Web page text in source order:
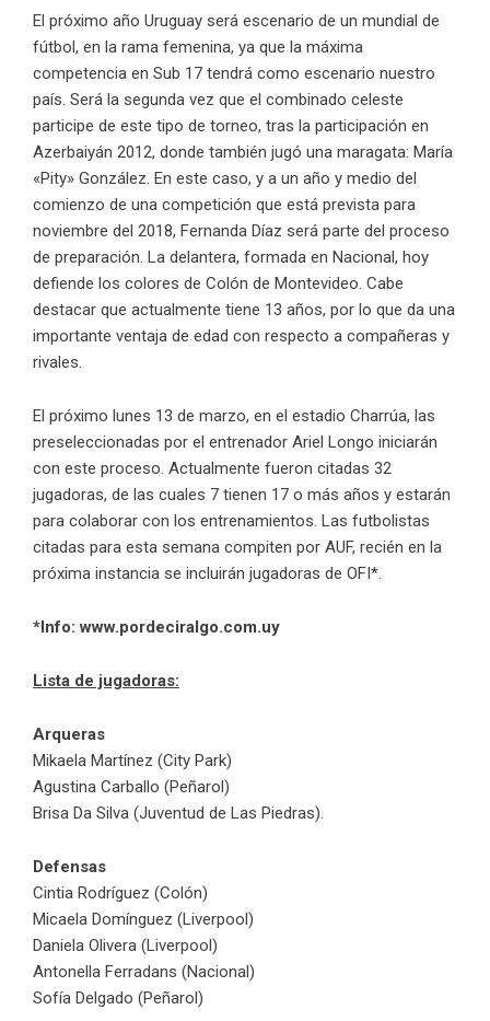
El próximo año Uruguay será escenario de un mundial de
fútbol, en la rama femenina, ya que la máxima
competencia en Sub 17 tendrá como escenario nuestro
país. Será la segunda vez que el combinado celeste
participe de este tipo de torneo, tras la participación en
Azerbaiyán 2012, donde también jugó una maragata: María
«Pity» González. En este caso, y a un año y medio del
comienzo de una competición que está prevista para
noviembre del 2018, Fernanda Díaz será parte del proceso
de preparación. La delantera, formada en Nacional, hoy
defiende los colores de Colón de Montevideo. Cabe
destacar que actualmente tiene 13 años, por lo que da una
importante ventaja de edad con respecto a compañeras y
rivales.
El próximo lunes 13 de marzo, en el estadio Charrúa, las
preseleccionadas por el entrenador Ariel Longo iniciarán
con este proceso. Actualmente fueron citadas 32
jugadoras, de las cuales 7 tienen 17 o más años y estarán
para colaborar con los entrenamientos. Las futbolistas
citadas para esta semana compiten por AUF, recién en la
próxima instancia se incluirán jugadoras de OFI*.
*Info: www.pordeciralgo.com.uy
Lista de jugadoras:
Arqueras
Mikaela Martínez (City Park)
Agustina Carballo (Peñarol)
Brisa Da Silva (Juventud de Las Piedras).
Defensas
Cintia Rodríguez (Colón)
Micaela Domínguez (Liverpool)
Daniela Olivera (Liverpool)
Antonella Ferradans (Nacional)
Sofía Delgado (Peñarol)